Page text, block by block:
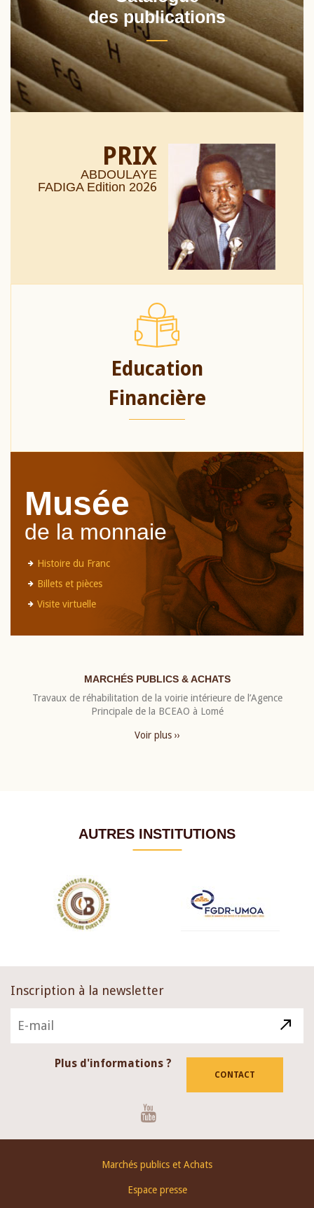
des publications
PRIX
ABDOULAYE
FADIGA Edition 2026
Education
Financière
Musée
de la monnaie
Histoire du Franc
Billets et pièces
Visite virtuelle
MARCHÉS PUBLICS & ACHATS
Travaux de réhabilitation de la voirie intérieure de l’Agence
Principale de la BCEAO à Lomé
Voir plus ››
AUTRES INSTITUTIONS
Inscription à la newsletter
Plus d'informations ?
CONTACT
Marchés publics et Achats
Espace presse